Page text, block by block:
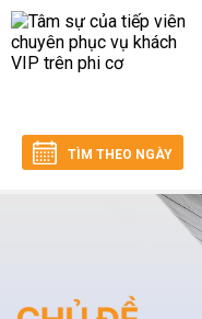
TÌM THEO NGÀY